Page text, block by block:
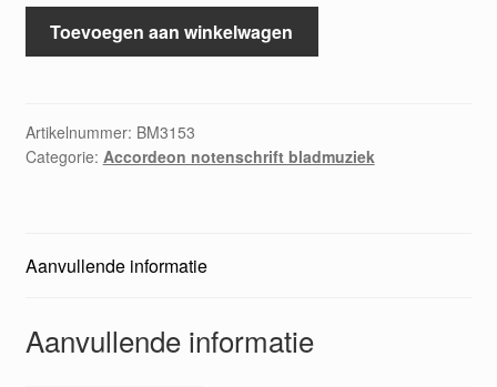
Baby
won't
me
alone
Toevoegen aan winkelwagen
Artikelnummer: BM3153
Categorie: Accordeon notenschrift bladmuziek
Aanvullende informatie
Aanvullende informatie